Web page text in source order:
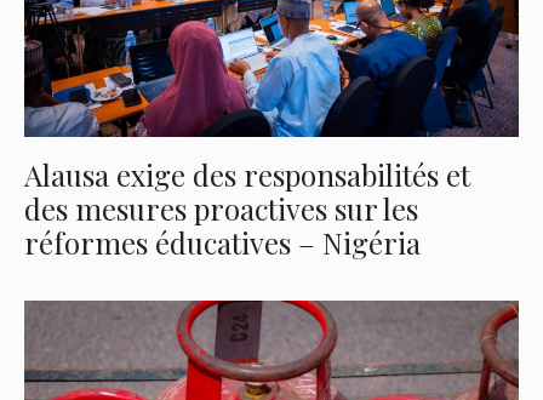
Alausa exige des responsabilités et
des mesures proactives sur les
réformes éducatives – Nigéria